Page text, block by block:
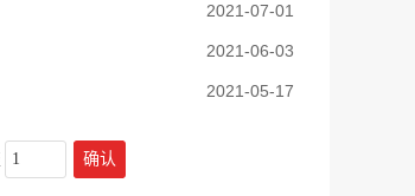
2021-07-01
2021-06-03
2021-05-17
确认